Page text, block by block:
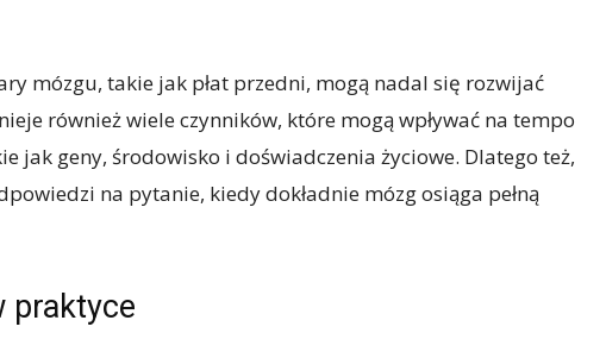
mózgu, takie jak płat przedni, mogą nadal się rozwijać
również wiele czynników, które mogą wpływać na tempo
jak geny, środowisko i doświadczenia życiowe. Dlatego też,
na pytanie, kiedy dokładnie mózg osiąga pełną
praktyce